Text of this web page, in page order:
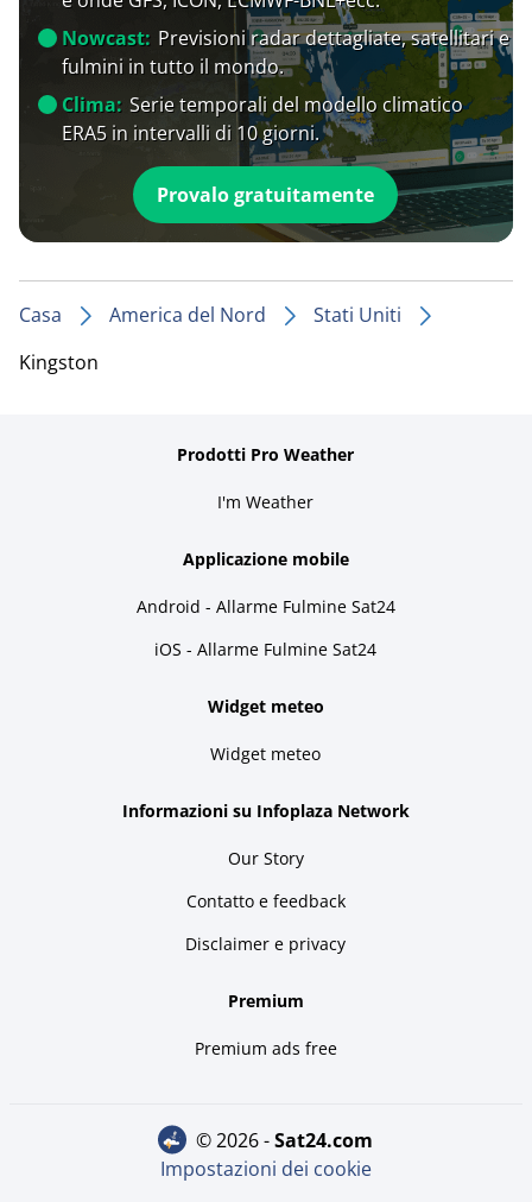
Nowcast: Previsioni radar dettagliate, satellitari e
fulmini in tutto il mondo.
Clima: Serie temporali del modello climatico
ERA5 in intervalli di 10 giorni.
Provalo gratuitamente
Casa America del Nord
Stati Uniti
Kingston
Prodotti Pro Weather
I'm Weather
Applicazione mobile
Android - Allarme Fulmine Sat24
iOS - Allarme Fulmine Sat24
Widget meteo
Widget meteo
Informazioni su Infoplaza Network
Our Story
Contatto e feedback
Disclaimer e privacy
Premium
Premium ads free
© 2026 - sat24.com
Impostazioni dei cookie